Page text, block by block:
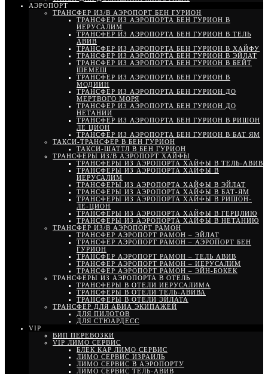
АЭРОПОРТ
ТРАНСФЕР ИЗ/В АЭРОПОРТ БЕН ГУРИОН
ТРАНСФЕР ИЗ АЭРОПОРТА БЕН ГУРИОН В
ИЕРУСАЛИМ
ТРАНСФЕР ИЗ АЭРОПОРТА БЕН ГУРИОН В ТЕЛЬ
АВИВ
ТРАНСФЕР ИЗ АЭРОПОРТА БЕН ГУРИОН В ХАЙФУ
ТРАНСФЕР ИЗ АЭРОПОРТА БЕН ГУРИОН В ЭЙЛАТ
ТРАНСФЕР ИЗ АЭРОПОРТА БЕН ГУРИОН В БЕЙТ
ШЕМЕШ
ТРАНСФЕР ИЗ АЭРОПОРТА БЕН ГУРИОН В
МОДИИН
ТРАНСФЕР ИЗ АЭРОПОРТА БЕН ГУРИОН ДО
МЕРТВОГО МОРЯ
ТРАНСФЕР ИЗ АЭРОПОРТА БЕН ГУРИОН ДО
НЕТАНИИ
ТРАНСФЕР ИЗ АЭРОПОРТА БЕН ГУРИОН В РИШОН
ЛЕ ЦИОН
ТРАНСФЕР ИЗ АЭРОПОРТА БЕН ГУРИОН В БАТ ЯМ
ТАКСИ-ТРАНСФЕР В БЕН ГУРИОН
ТАКСИ-ШАТТЛ В БЕН ГУРИОН
ТРАНСФЕРЫ ИЗ/В АЭРОПОРТ ХАЙФЫ
ТРАНСФЕРЫ ИЗ АЭРОПОРТА ХАЙФЫ В ТЕЛЬ-АВИВ
ТРАНСФЕРЫ ИЗ АЭРОПОРТА ХАЙФЫ В
ИЕРУСАЛИМ
ТРАНСФЕРЫ ИЗ АЭРОПОРТА ХАЙФЫ В ЭЙЛАТ
ТРАНСФЕРЫ ИЗ АЭРОПОРТА ХАЙФЫ В БАТ-ЯМ
ТРАНСФЕРЫ ИЗ АЭРОПОРТА ХАЙФЫ В РИШОН-
ЛЕ-ЦИОН
ТРАНСФЕРЫ ИЗ АЭРОПОРТА ХАЙФЫ В ГЕРЦЛИЮ
ТРАНСФЕРЫ ИЗ АЭРОПОРТА ХАЙФЫ В НЕТАНИЮ
ТРАНСФЕР ИЗ/В АЭРОПОРТ РАМОН
ТРАНСФЕР АЭРОПОРТ РАМОН – ЭЙЛАТ
ТРАНСФЕР АЭРОПОРТ РАМОН – АЭРОПОРТ БЕН
ГУРИОН
ТРАНСФЕР АЭРОПОРТ РАМОН – ТЕЛЬ АВИВ
ТРАНСФЕР АЭРОПОРТ РАМОН – ИЕРУСАЛИМ
ТРАНСФЕР АЭРОПОРТ РАМОН – ЭЙН-БОКЕК
ТРАНСФЕРЫ ИЗ АЭРОПОРТА В ОТЕЛЬ
ТРАНСФЕРЫ В ОТЕЛИ ИЕРУСАЛИМА
ТРАНСФЕРЫ В ОТЕЛИ ТЕЛЬ-АВИВА
ТРАНСФЕРЫ В ОТЕЛИ ЭЙЛАТА
ТРАНСФЕР ДЛЯ АВИА ЭКИПАЖЕЙ
ДЛЯ ПИЛОТОВ
ДЛЯ СТЮАРДЕСС
VIP
ВИП ПЕРЕВОЗКИ
VIP ЛИМО СЕРВИС
БЛЕК КАР ЛИМО СЕРВИС
ЛИМО СЕРВИС ИЗРАИЛЬ
ЛИМО СЕРВИС В АЭРОПОРТУ
ЛИМО СЕРВИС ТЕЛЬ-АВИВ